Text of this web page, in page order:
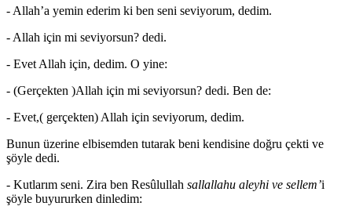
- Allah’a yemin ederim ki ben seni seviyorum, dedim.
- Allah için mi seviyorsun? dedi.
- Evet Allah için, dedim. O yine:
- (Gerçekten )Allah için mi seviyorsun? dedi. Ben de:
- Evet,( gerçekten) Allah için seviyorum, dedim.
Bunun üzerine elbisemden tutarak beni kendisine doğru çekti ve
şöyle dedi.
- Kutlarım seni. Zira ben Resûlullah sallallahu aleyhi ve sellem’i
şöyle buyururken dinledim: